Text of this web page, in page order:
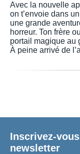
Avec la nouvelle
on t’envoie dans
une grande
horreur. Ton frère
portail magique au
À peine arrivé de
Inscrivez-
newsletter